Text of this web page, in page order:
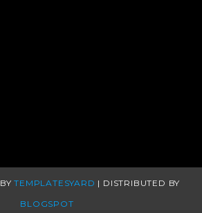
BYTEMPLATESYARD | DISTRIBUTED BY
BLOGSPOT